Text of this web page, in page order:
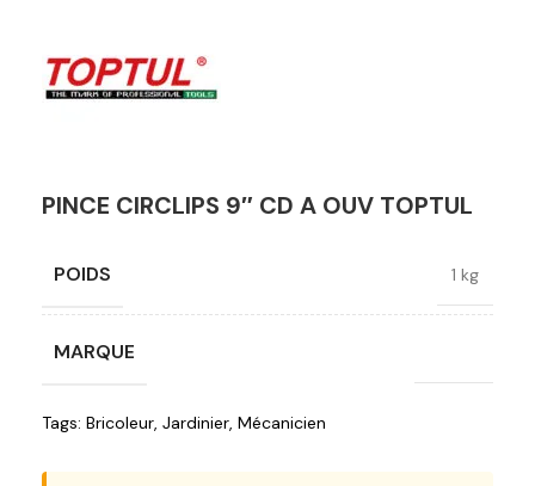
PINCE CIRCLIPS 9″ CD A OUV TOPTUL
POIDS 1 kg
MARQUE
Tags: Bricoleur, Jardinier, Mécanicien